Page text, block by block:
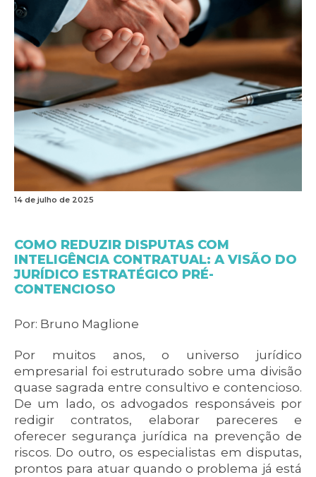
14 de julho de 2025
COMO REDUZIR DISPUTAS COM
INTELIGÊNCIA CONTRATUAL: A VISÃO DO
JURÍDICO ESTRATÉGICO PRÉ-
CONTENCIOSO
Por: Bruno Maglione
Por muitos anos, o universo jurídico
empresarial foi estruturado sobre uma divisão
quase sagrada entre consultivo e contencioso.
De um lado, os advogados responsáveis por
redigir contratos, elaborar pareceres e
oferecer segurança jurídica na prevenção de
riscos. Do outro, os especialistas em disputas,
prontos para atuar quando o problema já está